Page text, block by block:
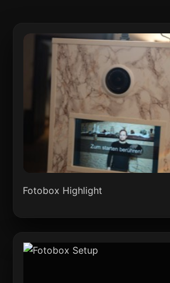
Fotobox Highlight